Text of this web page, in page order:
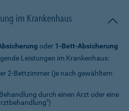
im Krankenhaus
oder 1-Bett-Absicherung
Leistungen im Krankenhaus:
2-Bettzimmer (je nach gewähltem
durch einen Arzt oder eine